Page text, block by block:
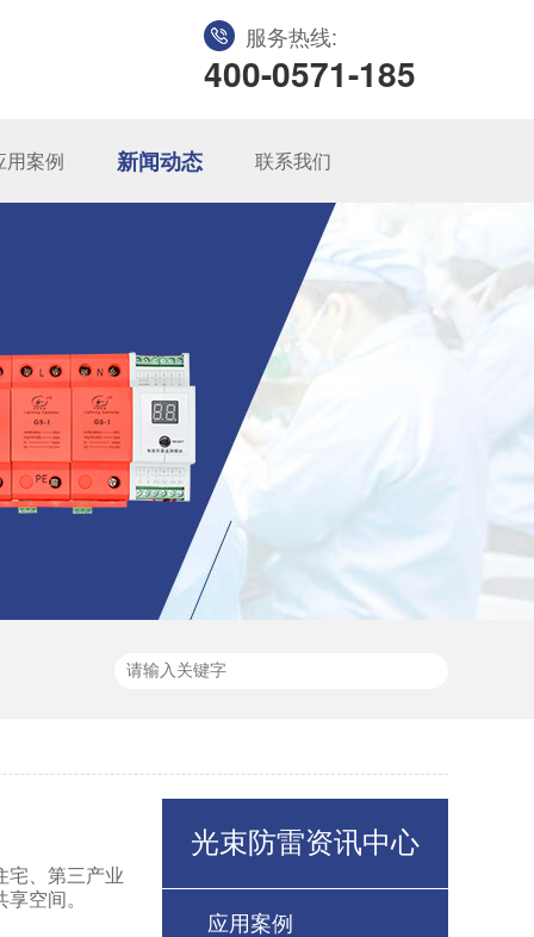
服务热线:
400-0571-185
用案例 新闻动态 联系我们
宅、第三产业
空间。
光束防雷资讯中心
应用案例